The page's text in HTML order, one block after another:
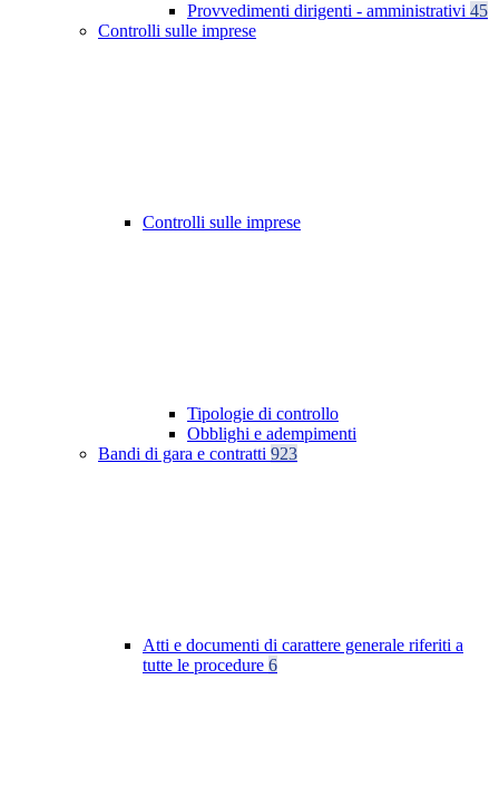
Provvedimenti dirigenti - amministrativi 45
Controlli sulle imprese
Controlli sulle imprese
Tipologie di controllo
Obblighi e adempimenti
Bandi di gara e contratti 923
Atti e documenti di carattere generale riferiti a
tutte le procedure 6